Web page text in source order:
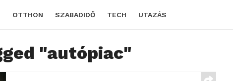
OTTHON SZABADIDŐ TECH UTAZÁS
"autópiac"